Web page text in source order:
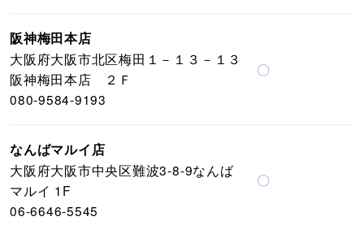
阪神梅田本店
大阪府大阪市北区梅田１－１３－１３
阪神梅田本店 ２Ｆ
080-9584-9193
〇
なんばマルイ店
大阪府大阪市中央区難波3-8-9なんば
マルイ 1F
06-6646-5545
〇